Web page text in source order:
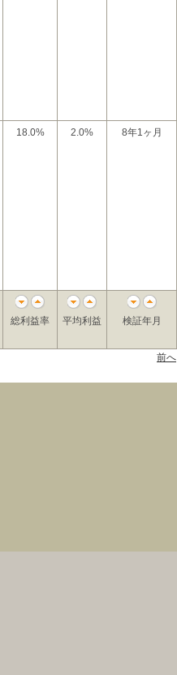
18.0% 2.0% 8年1ヶ月
総利益率 平均利益 検証年月
前へ